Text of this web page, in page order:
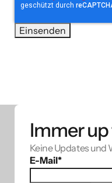
Immer
Keine Updates und
E-Mail*